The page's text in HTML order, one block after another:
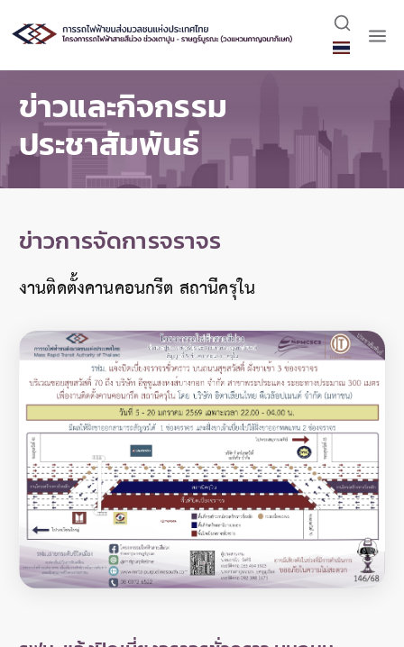
ข่าวและกิจกรรม
ประชาสัมพันธ์
ข่าวการจัดการจราจร
งานติดตั้งคานคอนกรีต สถานีครุใน